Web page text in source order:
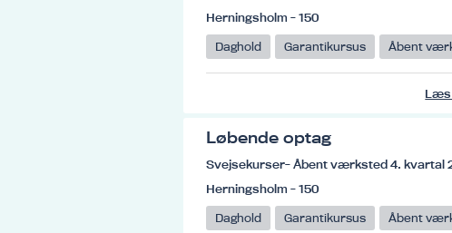
Herningsholm - 150
Daghold
Garantikursus Åbent
Læs
Løbende optag
Svejsekurser- Åbent værksted 4. kvartal
Herningsholm - 150
Daghold
Garantikursus Åbent